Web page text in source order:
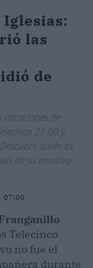
las
de
de
21:00 y
quién es,
de su emotiva
07:00
Telecinco
no fue el
durante